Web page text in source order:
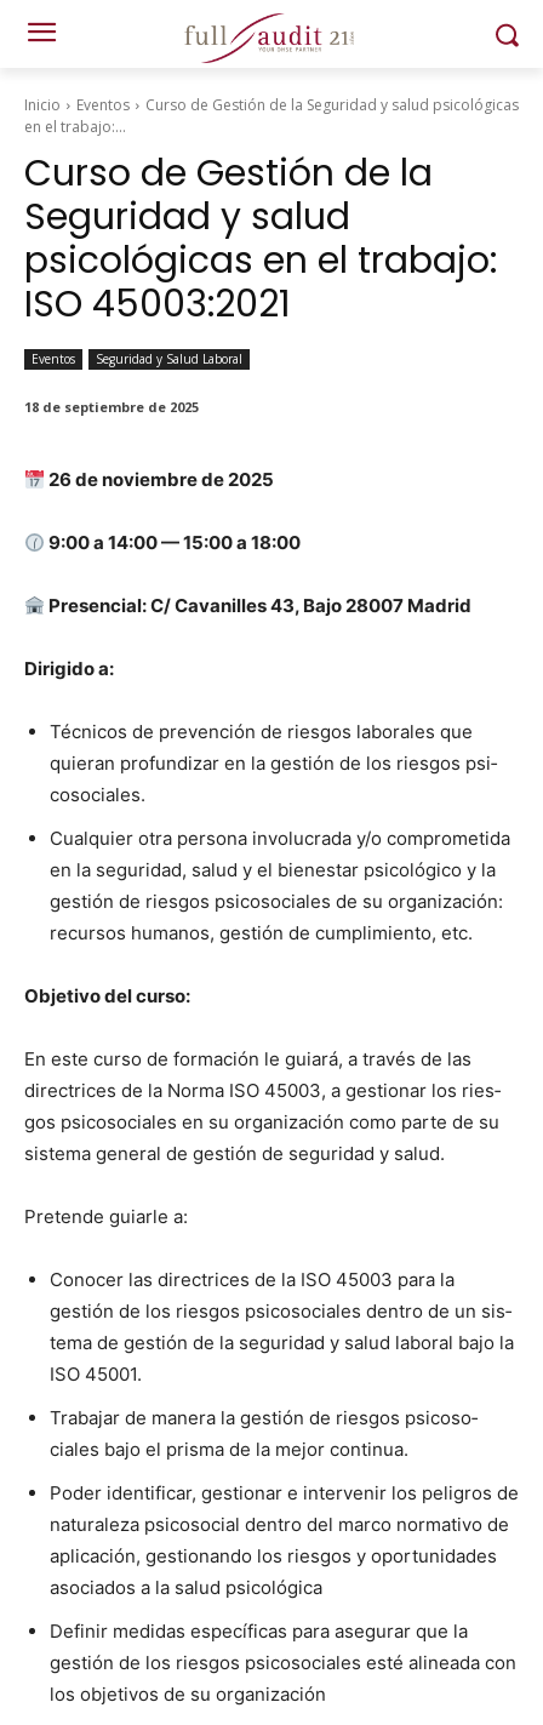
Inicio Eventos
Curso de Gestión de la Seguridad y salud psicológicas
en el trabajo:...
Curso de Gestión de la
Seguridad y salud
psicológicas en el trabajo:
ISO 45003:2021
Eventos Seguridad y Salud Laboral
18 de septiembre de 2025
26 de noviem­bre de 2025
9:00 a 14:00 — 15:00 a 18:00
Pres­en­cial: C/ Cavanilles 43, Bajo 28007 Madrid
Dirigi­do a:
Téc­ni­cos de pre­ven­ción de ries­gos lab­o­rales que
quier­an pro­fun­dizar en la gestión de los ries­gos psi­
coso­ciales.
Cualquier otra per­sona involu­cra­da y/o com­pro­meti­da
en la seguri­dad, salud y el bien­es­tar psi­cológi­co y la
gestión de ries­gos psi­coso­ciales de su orga­ni­zación:
recur­sos humanos, gestión de cumplim­ien­to, etc.
Obje­ti­vo del cur­so:
En este cur­so de for­ma­ción le guiará, a través de las
direc­tri­ces de la Nor­ma ISO 45003, a ges­tionar los ries­
gos psi­coso­ciales en su orga­ni­zación como parte de su
sis­tema gen­er­al de gestión de seguri­dad y salud.
Pre­tende guiar­le a:
Cono­cer las direc­tri­ces de la ISO 45003 para la
gestión de los ries­gos psi­coso­ciales den­tro de un sis­
tema de gestión de la seguri­dad y salud lab­o­ral bajo la
ISO 45001.
Tra­ba­jar de man­era la gestión de ries­gos psi­coso­
ciales bajo el pris­ma de la mejor con­tin­ua.
Poder iden­ti­ficar, ges­tionar e inter­venir los peli­gros de
nat­u­raleza psi­coso­cial den­tro del mar­co nor­ma­ti­vo de
apli­cación, ges­tio­nan­do los ries­gos y opor­tu­nidades
aso­ci­a­dos a la salud psi­cológ­i­ca
Definir medi­das especí­fi­cas para ase­gu­rar que la
gestión de los ries­gos psi­coso­ciales esté alin­ea­da con
los obje­tivos de su orga­ni­zación